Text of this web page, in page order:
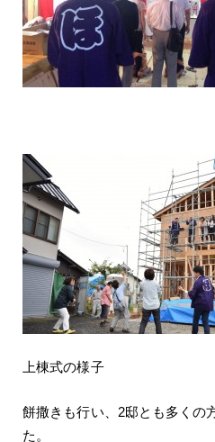
上棟式の様子
餅撒きも行い、2邸とも多くの
た。